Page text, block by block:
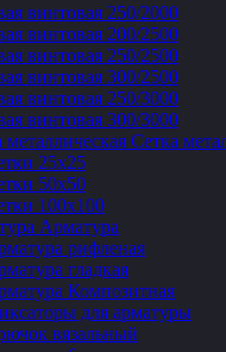
винтовая 250/2000
винтовая 200/2500
винтовая 250/2500
винтовая 300/2500
винтовая 250/3000
винтовая 300/3000
Сетка
25х25
50х50
100х100
Арматура
рифленая
гладкая
Композитная
для арматуры
вязальный